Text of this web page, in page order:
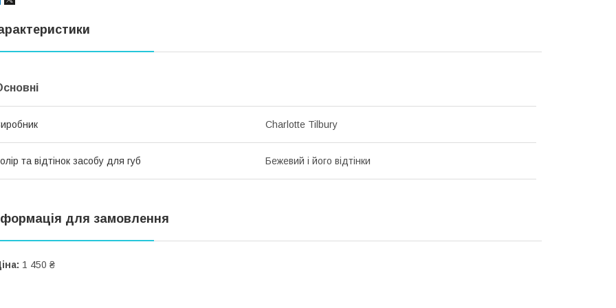
Charlotte Tilbury
та відтінок засобу для губ Бежевий і його відтінки
для замовлення
1 450 ₴